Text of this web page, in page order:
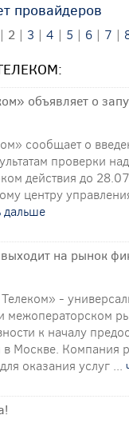
провайдеров
| 2| 3 | 4 | 5 | 6| 7 |
объявляет о
сообщает о
проверки
действия до
центру
дальше
на рынок
-
межоператорском
к началу
Москве. Компания
оказания услуг ...